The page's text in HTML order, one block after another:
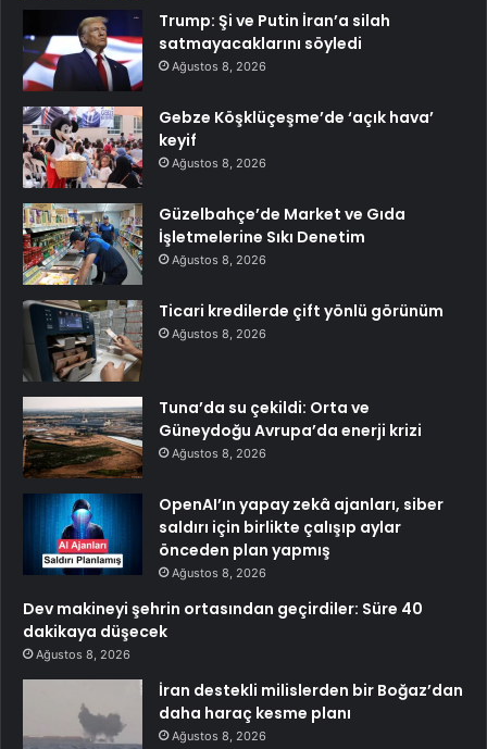
Trump: Şi ve Putin İran’a silah
satmayacaklarını söyledi
Ağustos 8, 2026
Gebze Köşklüçeşme’de ‘açık hava’
keyif
Ağustos 8, 2026
Güzelbahçe’de Market ve Gıda
İşletmelerine Sıkı Denetim
Ağustos 8, 2026
Ticari kredilerde çift yönlü görünüm
Ağustos 8, 2026
Tuna’da su çekildi: Orta ve
Güneydoğu Avrupa’da enerji krizi
Ağustos 8, 2026
OpenAI’ın yapay zekâ ajanları, siber
saldırı için birlikte çalışıp aylar
önceden plan yapmış
Ağustos 8, 2026
Dev makineyi şehrin ortasından geçirdiler: Süre 40
dakikaya düşecek
Ağustos 8, 2026
İran destekli milislerden bir Boğaz’dan
daha haraç kesme planı
Ağustos 8, 2026